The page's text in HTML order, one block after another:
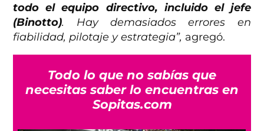
todo el equipo directivo, incluido el jefe
(Binotto). Hay demasiados errores en
fiabilidad, pilotaje y estrategia”, agregó.
Todo lo que no sabías que
necesitas saber lo encuentras en
Sopitas.com